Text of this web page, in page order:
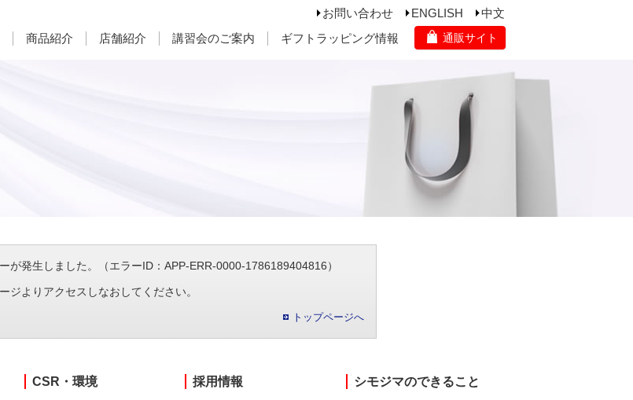
お問い合わせ ENGLISH
中文
商品紹介 店舗紹介 講習会のご案内 ギフトラッピング情報 通販サイト
が発生しました。（エラーID：APP-ERR-0000-1786189404816）
ジよりアクセスしなおしてください。
トップページへ
CSR・環境 採用情報 シモジマのできること